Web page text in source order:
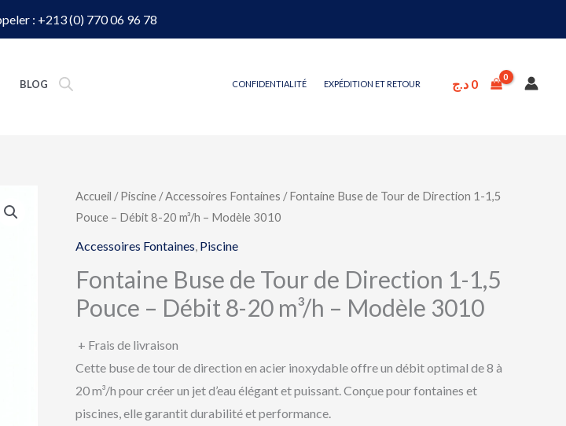
: +213 (0) 770 06 96 78
BLOG CONFIDENTIALITÉ EXPÉDITION ET RETOUR 0 د.ج
Accueil /Piscine /Accessoires Fontaines / Fontaine Buse de Tour de Direction 1-1,5
Pouce – Débit 8-20 m³/h – Modèle 3010
Accessoires Fontaines Piscine
Fontaine Buse de Tour de Direction 1-1,5
Pouce – Débit 8-20 m³/h – Modèle 3010
+ Frais de livraison
Cette buse de tour de direction en acier inoxydable offre un débit optimal de 8 à
20 m³/h pour créer un jet d’eau élégant et puissant. Conçue pour fontaines et
piscines, elle garantit durabilité et performance.